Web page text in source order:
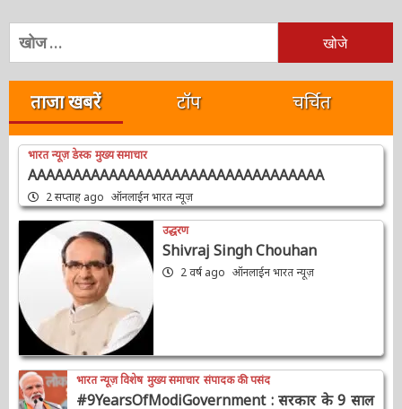
निम्न
को
खोजें:
ताजा खबरें टॉप चर्चित
भारत न्यूज़ डेस्क मुख्य समाचार
AAAAAAAAAAAAAAAAAAAAAAAAAAAAAAAAA
2 सप्ताह ago ऑनलाईन भारत न्यूज़
उद्धरण
Shivraj Singh Chouhan
2 वर्ष ago ऑनलाईन भारत न्यूज़
भारत न्यूज़ विशेष मुख्य समाचार संपादक की पसंद
#9YearsOfModiGovernment : सरकार के 9